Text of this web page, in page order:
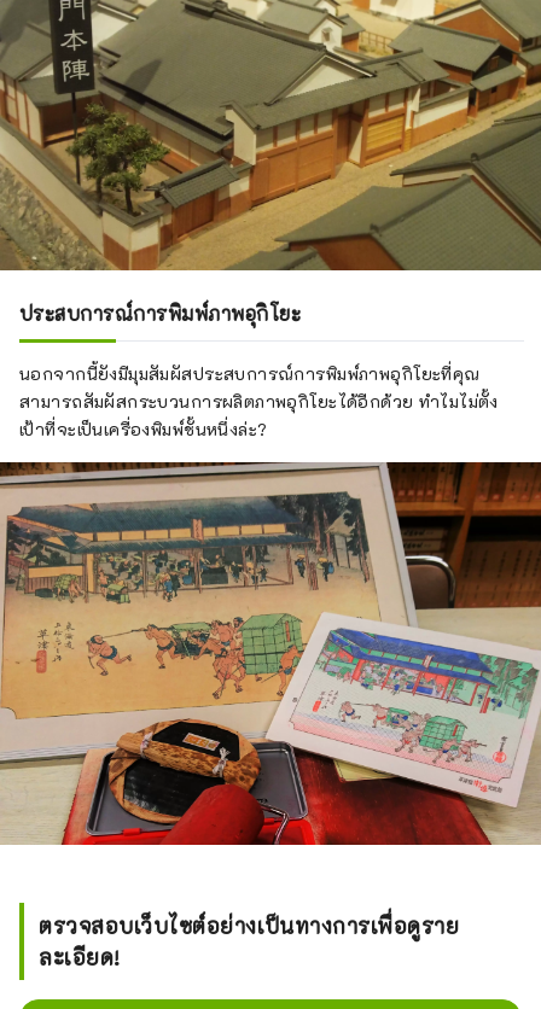
ประสบการณ์การพิมพ์ภาพอุกิโยะ
นอกจากนี้ยังมีมุมสัมผัสประสบการณ์การพิมพ์ภาพอุกิโยะที่คุณ
สามารถสัมผัสกระบวนการผลิตภาพอุกิโยะได้อีกด้วย ทำไมไม่ตั้ง
เป้าที่จะเป็นเครื่องพิมพ์ชั้นหนึ่งล่ะ?
ตรวจสอบเว็บไซต์อย่างเป็นทางการเพื่อดูราย
ละเอียด!